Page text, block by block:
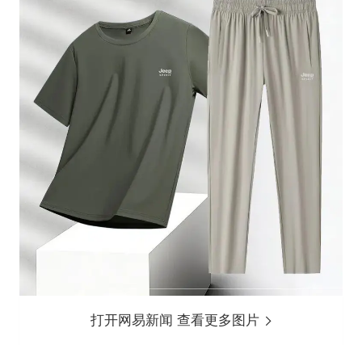
打开网易新闻 查看更多图片